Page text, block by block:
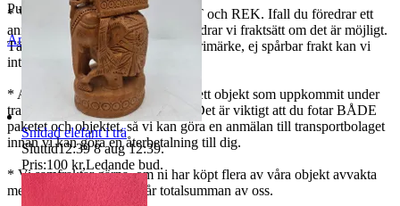
* Vi använder oss av SPÅRBART och REK. Ifall du föredrar ett
annat alternativ, meddela oss så ändrar vi fraktsätt om det är möjligt.
Tänk på att det som skickas med frimärke, ej spårbar frakt kan vi
inte ansvara för.
* Angående eventuella skador på ett objekt som uppkommit under
transport (gäller endast spårbart). Det är viktigt att du fotar BÅDE
paketet och objektet, så vi kan göra en anmälan till transportbolaget
innan vi kan göra en återbetalning till dig.
* Vi samfraktar gärna, om ni har köpt flera av våra objekt avvakta
med betalningen tills ni får totalsumman av oss.
Publicerad
27 maj 09:23
Anmäl Sälj liknande
Snidad elefant i trä
Sluttid12:39 8 aug 12:39.
Pris:100 kr,Ledande bud.